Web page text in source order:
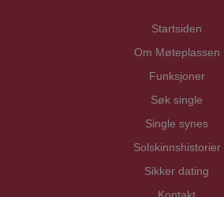
Startsiden
Om Møteplassen
Funksjoner
Søk single
Single synes
Solskinnshistorier
Sikker dating